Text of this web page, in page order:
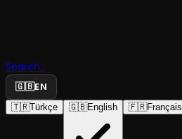
Search...
🇬🇧EN
🇹🇷Türkçe 🇬🇧English 🇫🇷Français